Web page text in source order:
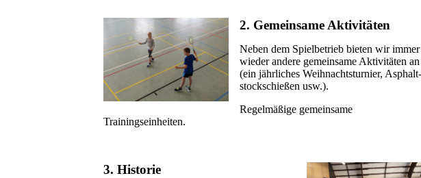
2. Gemeinsame Aktivitäten
Neben dem Spielbetrieb bieten wir immer
wieder andere gemeinsame Aktivitäten an
(ein jährliches Weihnachtsturnier,
stockschießen usw.).
Regelmäßige gemeinsame
Trainingseinheiten.
3. Historie